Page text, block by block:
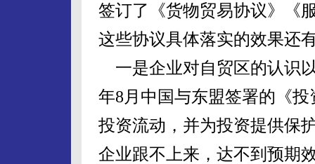
签订了《货物贸易协议》《
这些协议具体落实的效果还
一是企业对自贸区的认识
年8月中国与东盟签署的《
投资流动，并为投资提供保
企业跟不上来，达不到预期